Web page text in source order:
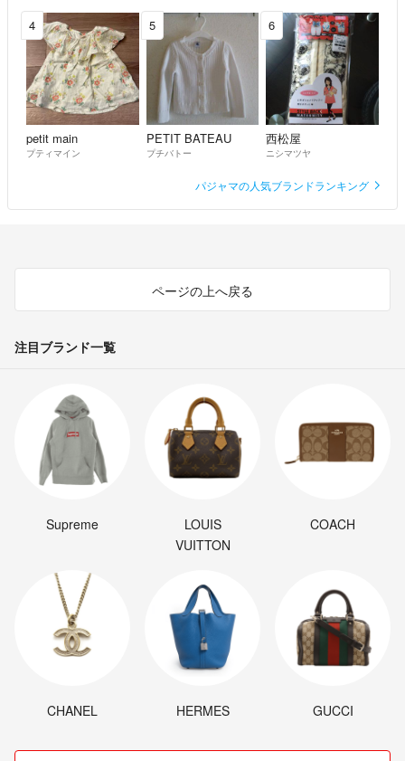
4
petit main
プティマイン
5
PETIT BATEAU
プチバトー
6
西松屋
ニシマツヤ
パジャマの人気ブランドランキング
ページの上へ戻る
注目ブランド一覧
Supreme
LOUIS
VUITTON
COACH
CHANEL HERMES GUCCI